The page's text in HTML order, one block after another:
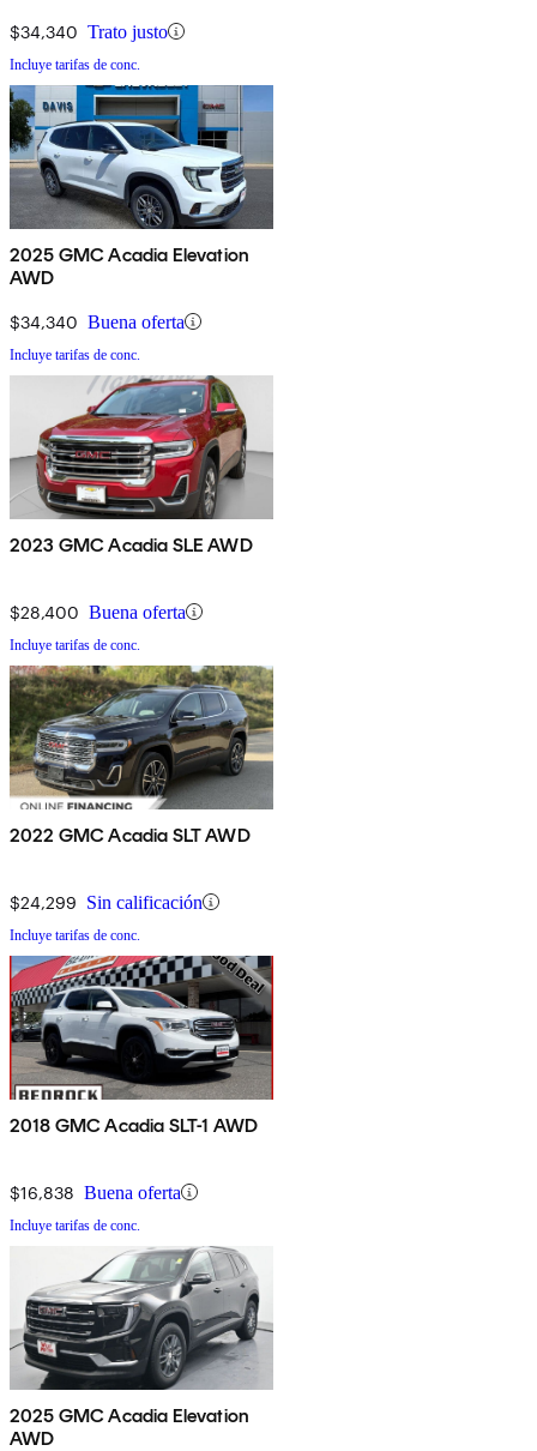
$34,340 Trato justo
Incluye tarifas de conc.
2025 GMC Acadia Elevation
AWD
$34,340 Buena oferta
Incluye tarifas de conc.
2023 GMC Acadia SLE AWD
$28,400 Buena oferta
Incluye tarifas de conc.
2022 GMC Acadia SLT AWD
$24,299 Sin calificación
Incluye tarifas de conc.
2018 GMC Acadia SLT-1 AWD
$16,838 Buena oferta
Incluye tarifas de conc.
2025 GMC Acadia Elevation
AWD